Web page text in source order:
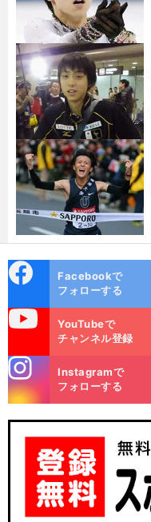
ok
Facebookで
フォローする
YouTubeで
チャンネル登録
m
Instagramで
フォローする